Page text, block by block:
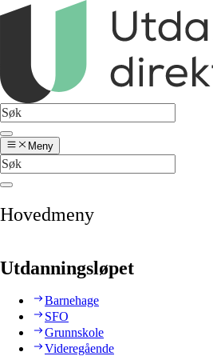
Meny
Hovedmeny
Utdanningsløpet
Barnehage
SFO
Grunnskole
Videregående